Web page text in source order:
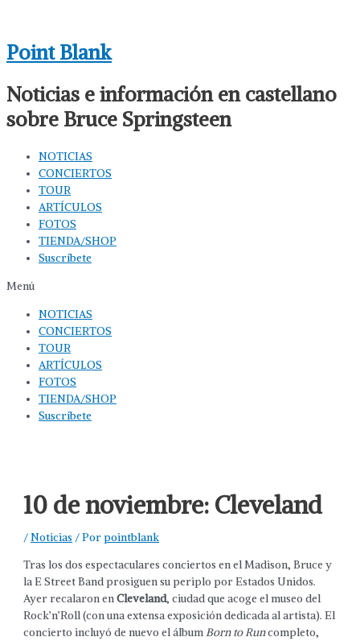
contenido
Point Blank
Noticias e información en castellano
sobre Bruce Springsteen
NOTICIAS
CONCIERTOS
TOUR
ARTÍCULOS
FOTOS
TIENDA/SHOP
Suscríbete
Menú
NOTICIAS
CONCIERTOS
TOUR
ARTÍCULOS
FOTOS
TIENDA/SHOP
Suscríbete
10 de noviembre: Cleveland
/Noticias / Porpointblank
Tras los dos espectaculares conciertos en el Madison, Bruce y
la E Street Band prosiguen su periplo por Estados Unidos.
Ayer recalaron enCleveland, ciudad que acoge el museo del
Rock’n’Roll (con una extensa exposición dedicada al artista). El
concierto incluyó de nuevo el álbumBorn to Runcompleto,